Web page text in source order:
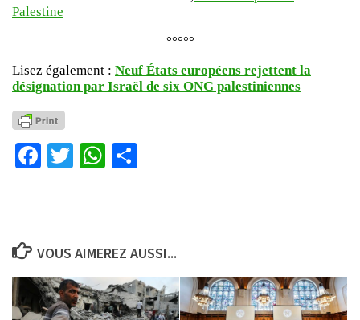
Palestine
°°°°°
Lisez également : Neuf États européens rejettent la
désignation par Israël de six ONG palestiniennes
Facebook
TwitterWhatsApp
VOUS AIMEREZ AUSSI...